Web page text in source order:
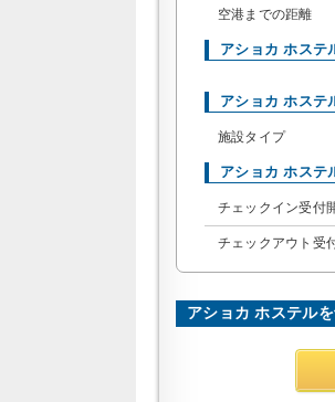
空港までの距離
アショカ ホステ
アショカ ホステ
施設タイプ
アショカ ホステ
チェックイン受付
チェックアウト受
アショカ ホステル